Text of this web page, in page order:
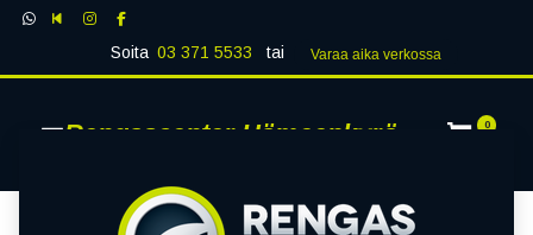
Soita 03 371 5533 tai Varaa aika verk​​​​ossa
Rengascenter Hämeenkyrö 0